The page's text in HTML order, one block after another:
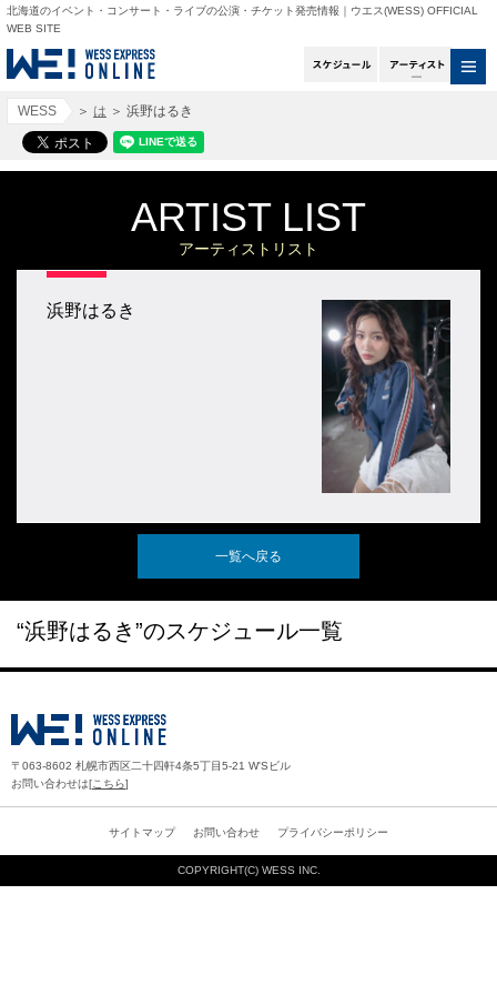
北海道のイベント・コンサート・ライブの公演・チケット発売情報｜ウエス(WESS) OFFICIAL
WEB SITE
スケジュールアー
WESS ＞ は ＞ 浜野はるき
ARTIST LIST
アーティストリスト
浜野はるき
一覧へ戻る
“浜野はるき”のスケジュール一覧
〒063-8602 札幌市西区二十四軒4条5丁目5-21 W'Sビル
お問い合わせは[こちら]
サイトマップ お問い合わせ プライバシーポリシー
COPYRIGHT(C) WESS INC.